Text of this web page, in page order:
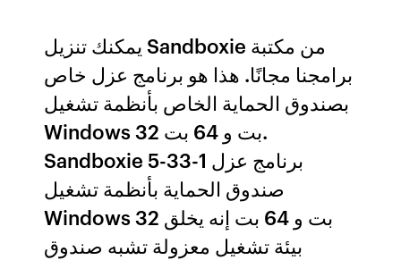
يمكنك تنزيل Sandboxie من مكتبة
برامجنا مجانًا. هذا هو برنامج عزل خاص
بصندوق الحماية الخاص بأنظمة تشغيل
Windows 32 بت و 64 بت.
Sandboxie 5-33-1 برنامج عزل
صندوق الحماية بأنظمة تشغيل
Windows 32 بت و 64 بت إنه يخلق
بيئة تشغيل معزولة تشبه صندوق